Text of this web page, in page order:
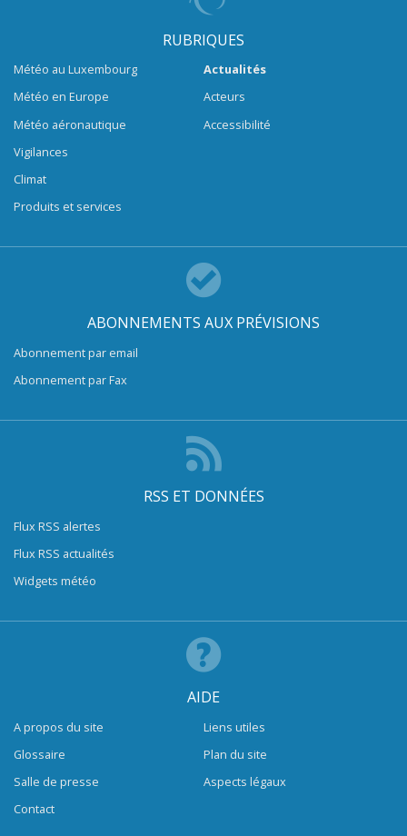
RUBRIQUES
Météo au Luxembourg
Météo en Europe
Météo aéronautique
Vigilances
Climat
Produits et services
Actualités
Acteurs
Accessibilité
ABONNEMENTS AUX PRÉVISIONS
Abonnement par email
Abonnement par Fax
RSS ET DONNÉES
Flux RSS alertes
Flux RSS actualités
Widgets météo
AIDE
A propos du site
Glossaire
Salle de presse
Contact
Liens utiles
Plan du site
Aspects légaux